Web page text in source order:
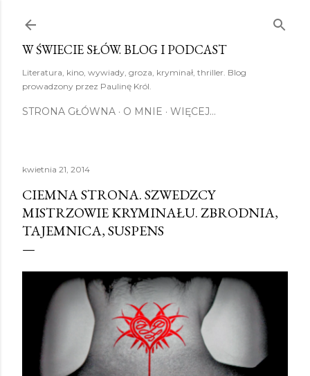
W ŚWIECIE SŁÓW. BLOG I PODCAST
Literatura, kino, wywiady, groza, kryminał, thriller. Blog
prowadzony przez Paulinę Król.
STRONA GŁÓWNA O MNIE WIĘCEJ…
kwietnia 21, 2014
CIEMNA STRONA. SZWEDZCY
MISTRZOWIE KRYMINAŁU. ZBRODNIA,
TAJEMNICA, SUSPENS